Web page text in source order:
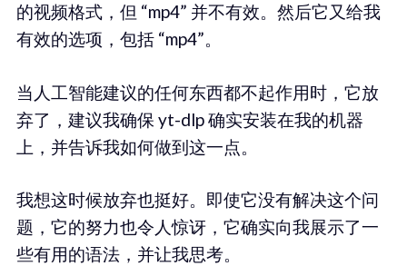
的视频格式，但 “mp4” 并不有效。然后它又给我
有效的选项，包括 “mp4”。
当人工智能建议的任何东西都不起作用时，它放
弃了，建议我确保 yt-dlp 确实安装在我的机器
上，并告诉我如何做到这一点。
我想这时候放弃也挺好。即使它没有解决这个问
题，它的努力也令人惊讶，它确实向我展示了一
些有用的语法，并让我思考。